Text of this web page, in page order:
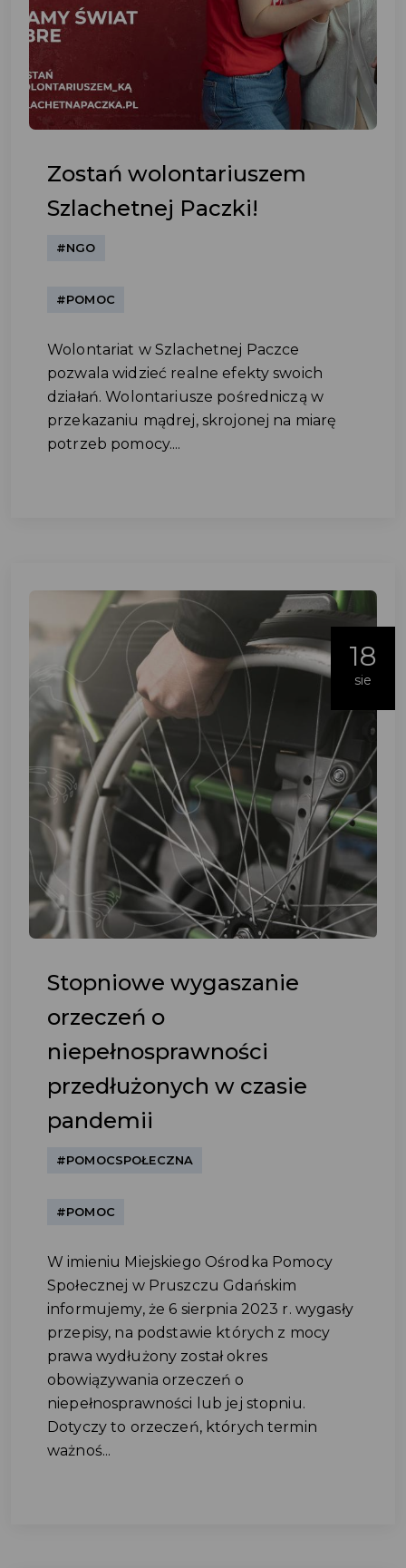
Zostań wolontariuszem
Szlachetnej Paczki!
#NGO
#POMOC
Wolontariat w Szlachetnej Paczce
pozwala widzieć realne efekty swoich
działań. Wolontariusze pośredniczą w
przekazaniu mądrej, skrojonej na miarę
potrzeb pomocy....
18
sie
Stopniowe wygaszanie
orzeczeń o
niepełnosprawności
przedłużonych w czasie
pandemii
#POMOCSPOŁECZNA
#POMOC
W imieniu Miejskiego Ośrodka Pomocy
Społecznej w Pruszczu Gdańskim
informujemy, że 6 sierpnia 2023 r. wygasły
przepisy, na podstawie których z mocy
prawa wydłużony został okres
obowiązywania orzeczeń o
niepełnosprawności lub jej stopniu.
Dotyczy to orzeczeń, których termin
ważnoś...